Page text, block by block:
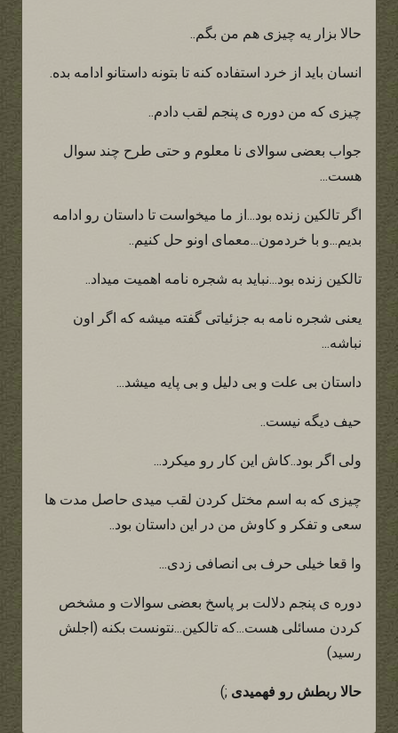
حالا بزار یه چیزی هم من بگم..
انسان باید از خرد استفاده کنه تا بتونه داستانو ادامه بده.
چیزی که من دوره ی پنجم لقب دادم..
جواب بعضی سوالای نا معلوم و حتی طرح چند سوال
هست...
اگر تالکین زنده بود...از ما میخواست تا داستان رو ادامه
بدیم...و با خردمون...معمای اونو حل کنیم..
تالکین زنده بود...نباید به شجره نامه اهمیت میداد..
یعنی شجره نامه به جزئیاتی گفته میشه که اگر اون
نباشه...
داستان بی علت و بی دلیل و بی پایه میشد...
حیف دیگه نیست..
ولی اگر بود..کاش این کار رو میکرد...
چیزی که به اسم مختل کردن لقب میدی حاصل مدت ها
سعی و تفکر و کاوش من در این داستان بود..
وا قعا خیلی حرف بی انصافی زدی...
دوره ی پنجم دلالت بر پاسخ بعضی سوالات و مشخص
کردن مسائلی هست...که تالکین...نتونست بکنه (اجلش
رسید)
حالا ربطش رو فهمیدی ;)